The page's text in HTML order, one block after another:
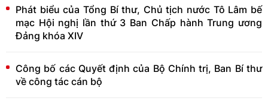
Phát biểu của Tổng Bí thư, Chủ tịch nước Tô Lâm bế
mạc Hội nghị lần thứ 3 Ban Chấp hành Trung ương
Đảng khóa XIV
Công bố các Quyết định của Bộ Chính trị, Ban Bí thư
về công tác cán bộ